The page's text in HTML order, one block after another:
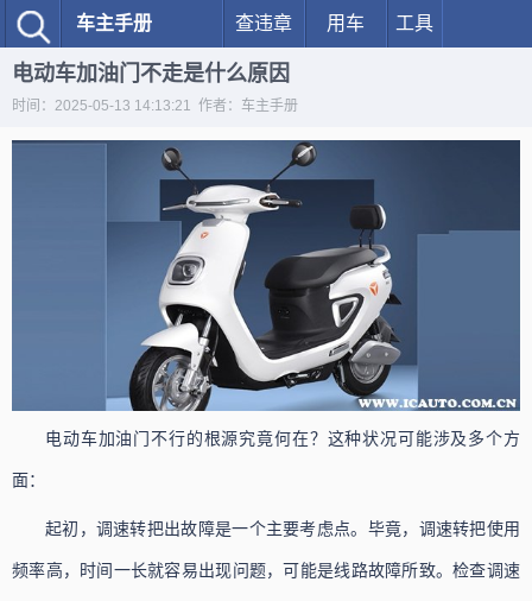
车主手册 查违章 用车 工具
电动车加油门不走是什么原因
时间：2025-05-13 14:13:21 作者：车主手册
电动车加油门不行的根源究竟何在？这种状况可能涉及多个方
面：
起初，调速转把出故障是一个主要考虑点。毕竟，调速转把使用
频率高，时间一长就容易出现问题，可能是线路故障所致。检查调速